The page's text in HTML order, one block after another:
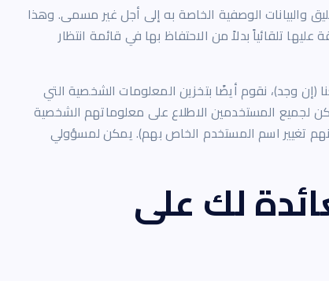
والبيانات الوصفية الخاصة به إلى أجل غير مسمى. وهذا
تلقائياً بدلاً من الاحتفاظ بها في قائمة انتظار
(إن وجد)، نقوم أيضًا بتخزين المعلومات الشخصية التي
المستخدمين الاطلاع على معلوماتهم الشخصية
تغيير اسم المستخدم الخاص بهم). يمكن لمسؤولي
لك على